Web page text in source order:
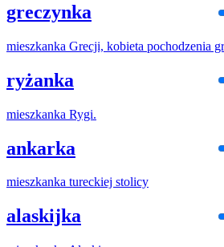
greczynka
mieszkanka Grecji, kobieta pochodzenia
ryżanka
mieszkanka Rygi.
ankarka
mieszkanka tureckiej stolicy
alaskijka